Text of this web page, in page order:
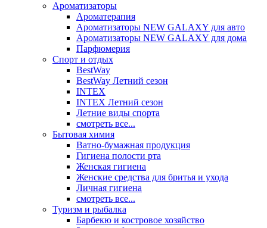
Ароматизаторы
Ароматерапия
Ароматизаторы NEW GALAXY для авто
Ароматизаторы NEW GALAXY для дома
Парфюмерия
Спорт и отдых
BestWay
BestWay Летний сезон
INTEX
INTEX Летний сезон
Летние виды спорта
смотреть все...
Бытовая химия
Ватно-бумажная продукция
Гигиена полости рта
Женская гигиена
Женские средства для бритья и ухода
Личная гигиена
смотреть все...
Туризм и рыбалка
Барбекю и костровое хозяйство